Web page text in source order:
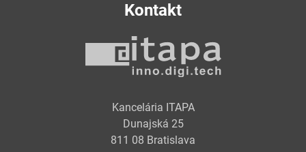
Kontakt
Kancelária ITAPA
Dunajská 25
811 08 Bratislava